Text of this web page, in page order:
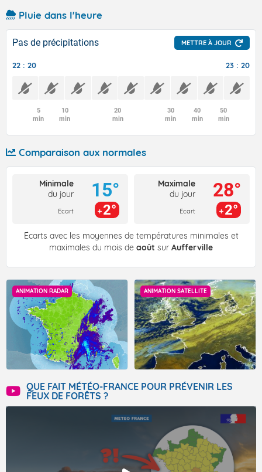
Pluie dans l'heure
Pas de précipitations METTRE À JOUR
22 : 20 23 : 20
5
min
10
min
20
min
30
min
40
min
50
min
Comparaison aux normales
Minimale
du jour
Ecart
15°
2°
Maximale
du jour
Ecart
28°
2°
Écarts avec les moyennes de températures minimales et
maximales du mois de août sur Aufferville
ANIMATION RADAR ANIMATION SATELLITE
QUE FAIT MÉTÉO-FRANCE POUR PRÉVENIR LES
FEUX DE FORÊTS ?